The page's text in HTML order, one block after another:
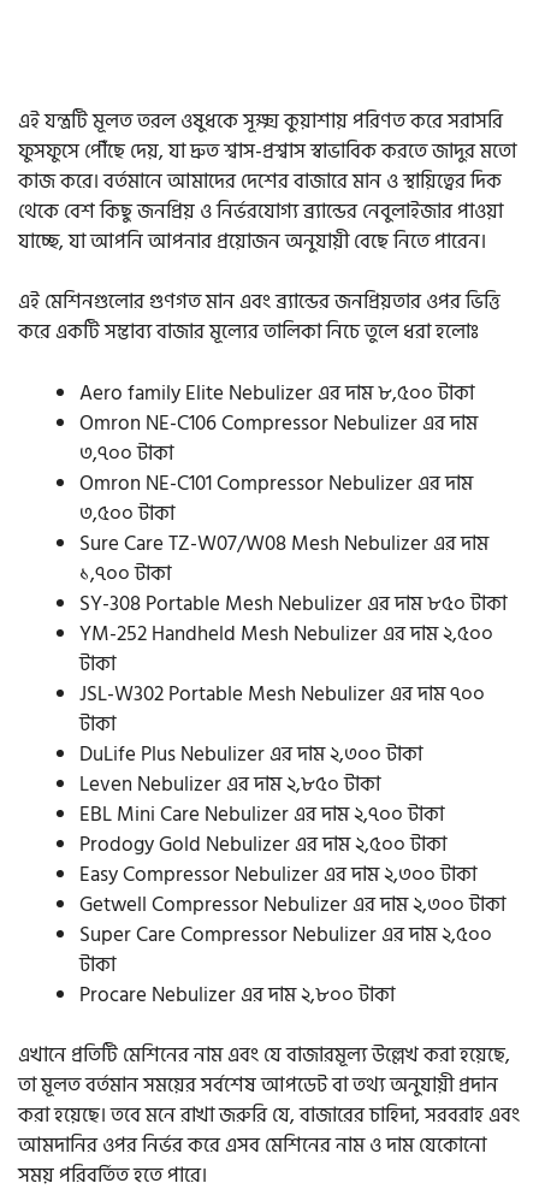
এই যন্ত্রটি মূলত তরল ওষুধকে সূক্ষ্ম কুয়াশায় পরিণত করে সরাসরি
ফুসফুসে পৌঁছে দেয়, যা দ্রুত শ্বাস-প্রশ্বাস স্বাভাবিক করতে জাদুর মতো
কাজ করে। বর্তমানে আমাদের দেশের বাজারে মান ও স্থায়িত্বের দিক
থেকে বেশ কিছু জনপ্রিয় ও নির্ভরযোগ্য ব্র্যান্ডের নেবুলাইজার পাওয়া
যাচ্ছে, যা আপনি আপনার প্রয়োজন অনুযায়ী বেছে নিতে পারেন।
এই মেশিনগুলোর গুণগত মান এবং ব্র্যান্ডের জনপ্রিয়তার ওপর ভিত্তি
করে একটি সম্ভাব্য বাজার মূল্যের তালিকা নিচে তুলে ধরা হলোঃ
Aero family Elite Nebulizer এর দাম ৮,৫০০ টাকা
Omron NE-C106 Compressor Nebulizer এর দাম
৩,৭০০ টাকা
Omron NE-C101 Compressor Nebulizer এর দাম
৩,৫০০ টাকা
Sure Care TZ-W07/W08 Mesh Nebulizer এর দাম
১,৭০০ টাকা
SY-308 Portable Mesh Nebulizer এর দাম ৮৫০ টাকা
YM-252 Handheld Mesh Nebulizer এর দাম ২,৫০০
টাকা
JSL-W302 Portable Mesh Nebulizer এর দাম ৭০০
টাকা
DuLife Plus Nebulizer এর দাম ২,৩০০ টাকা
Leven Nebulizer এর দাম ২,৮৫০ টাকা
EBL Mini Care Nebulizer এর দাম ২,৭০০ টাকা
Prodogy Gold Nebulizer এর দাম ২,৫০০ টাকা
Easy Compressor Nebulizer এর দাম ২,৩০০ টাকা
Getwell Compressor Nebulizer এর দাম ২,৩০০ টাকা
Super Care Compressor Nebulizer এর দাম ২,৫০০
টাকা
Procare Nebulizer এর দাম ২,৮০০ টাকা
এখানে প্রতিটি মেশিনের নাম এবং যে বাজারমূল্য উল্লেখ করা হয়েছে,
তা মূলত বর্তমান সময়ের সর্বশেষ আপডেট বা তথ্য অনুযায়ী প্রদান
করা হয়েছে। তবে মনে রাখা জরুরি যে, বাজারের চাহিদা, সরবরাহ এবং
আমদানির ওপর নির্ভর করে এসব মেশিনের নাম ও দাম যেকোনো
সময় পরিবর্তিত হতে পারে।